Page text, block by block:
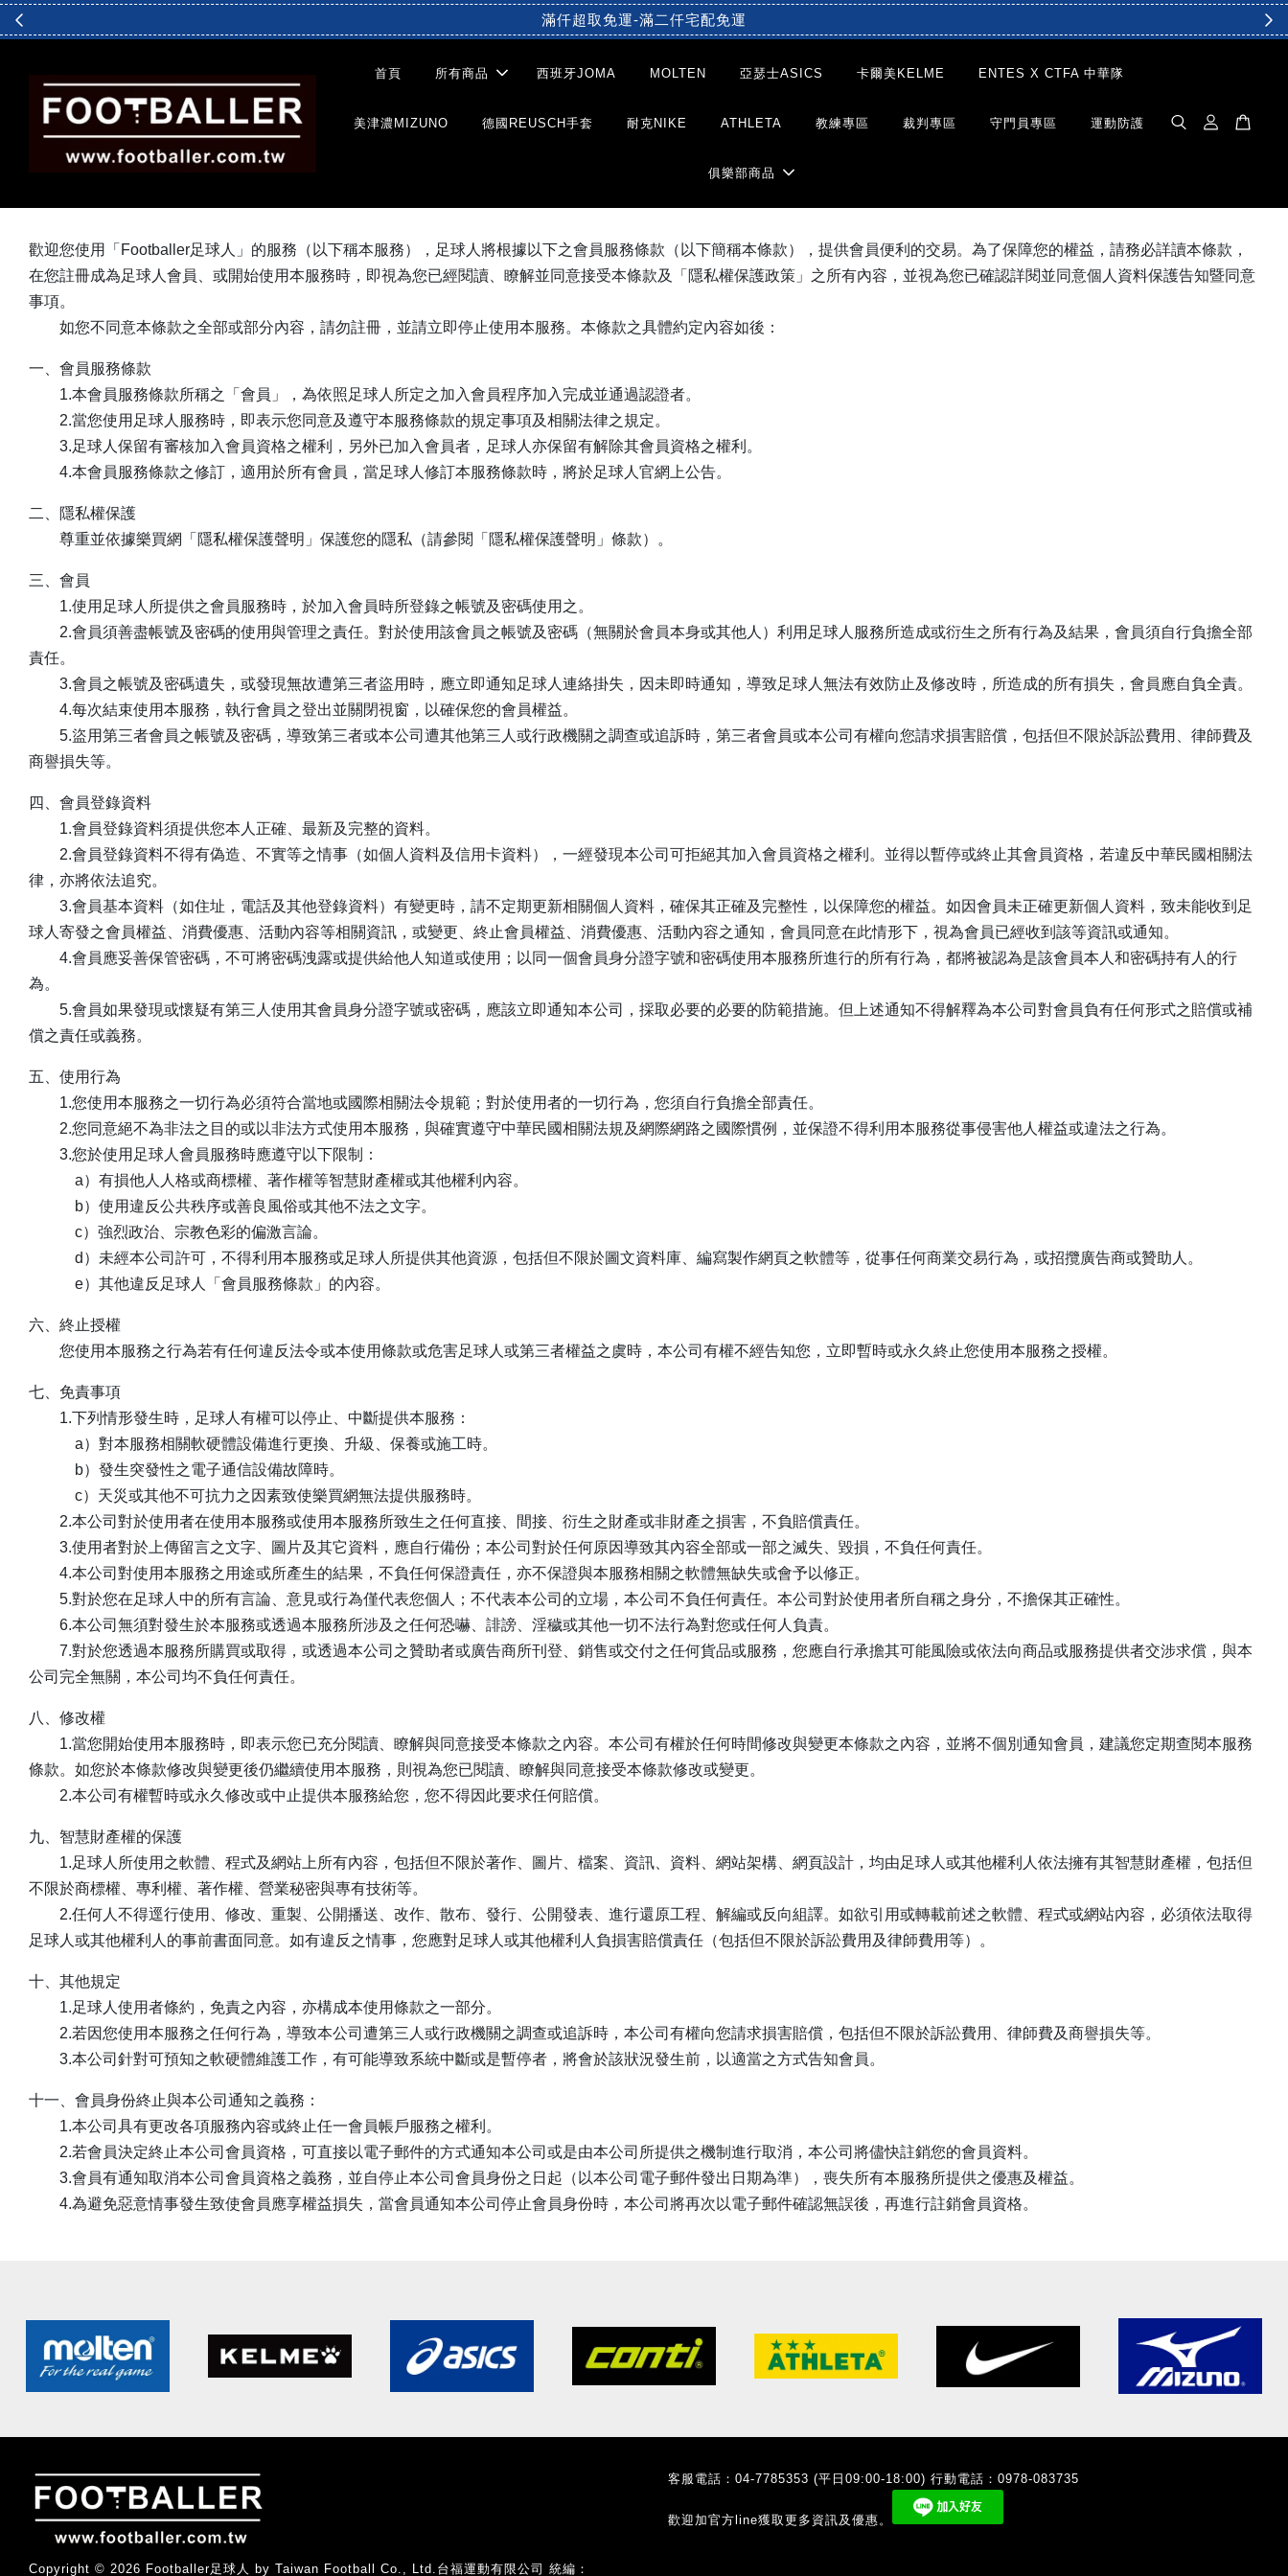
滿仟超取免運-滿二仟宅配免運
首頁 所有商品 西班牙JOMA MOLTEN 亞瑟士ASICS 卡爾美KELME ENTES X CTFA 中華隊
美津濃MIZUNO 德國REUSCH手套 耐克NIKE ATHLETA 教練專區 裁判專區 守門員專區 運動防護
俱樂部商品
歡迎您使用「Footballer足球人」的服務（以下稱本服務），足球人將根據以下之會員服務條款（以下簡稱本條款），提供會員便利的交易。為了保障您的權益，請務必詳讀本條款，
在您註冊成為足球人會員、或開始使用本服務時，即視為您已經閱讀、瞭解並同意接受本條款及「隱私權保護政策」之所有內容，並視為您已確認詳閱並同意個人資料保護告知暨同意
事項。
如您不同意本條款之全部或部分內容，請勿註冊，並請立即停止使用本服務。本條款之具體約定內容如後：
一、會員服務條款
1.本會員服務條款所稱之「會員」，為依照足球人所定之加入會員程序加入完成並通過認證者。
2.當您使用足球人服務時，即表示您同意及遵守本服務條款的規定事項及相關法律之規定。
3.足球人保留有審核加入會員資格之權利，另外已加入會員者，足球人亦保留有解除其會員資格之權利。
4.本會員服務條款之修訂，適用於所有會員，當足球人修訂本服務條款時，將於足球人官網上公告。
二、隱私權保護
尊重並依據樂買網「隱私權保護聲明」保護您的隱私（請參閱「隱私權保護聲明」條款）。
三、會員
1.使用足球人所提供之會員服務時，於加入會員時所登錄之帳號及密碼使用之。
2.會員須善盡帳號及密碼的使用與管理之責任。對於使用該會員之帳號及密碼（無關於會員本身或其他人）利用足球人服務所造成或衍生之所有行為及結果，會員須自行負擔全部
責任。
3.會員之帳號及密碼遺失，或發現無故遭第三者盜用時，應立即通知足球人連絡掛失，因未即時通知，導致足球人無法有效防止及修改時，所造成的所有損失，會員應自負全責。
4.每次結束使用本服務，執行會員之登出並關閉視窗，以確保您的會員權益。
5.盜用第三者會員之帳號及密碼，導致第三者或本公司遭其他第三人或行政機關之調查或追訴時，第三者會員或本公司有權向您請求損害賠償，包括但不限於訴訟費用、律師費及
商譽損失等。
四、會員登錄資料
1.會員登錄資料須提供您本人正確、最新及完整的資料。
2.會員登錄資料不得有偽造、不實等之情事（如個人資料及信用卡資料），一經發現本公司可拒絕其加入會員資格之權利。並得以暫停或終止其會員資格，若違反中華民國相關法
律，亦將依法追究。
3.會員基本資料（如住址，電話及其他登錄資料）有變更時，請不定期更新相關個人資料，確保其正確及完整性，以保障您的權益。如因會員未正確更新個人資料，致未能收到足
球人寄發之會員權益、消費優惠、活動內容等相關資訊，或變更、終止會員權益、消費優惠、活動內容之通知，會員同意在此情形下，視為會員已經收到該等資訊或通知。
4.會員應妥善保管密碼，不可將密碼洩露或提供給他人知道或使用；以同一個會員身分證字號和密碼使用本服務所進行的所有行為，都將被認為是該會員本人和密碼持有人的行
為。
5.會員如果發現或懷疑有第三人使用其會員身分證字號或密碼，應該立即通知本公司，採取必要的必要的防範措施。但上述通知不得解釋為本公司對會員負有任何形式之賠償或補
償之責任或義務。
五、使用行為
1.您使用本服務之一切行為必須符合當地或國際相關法令規範；對於使用者的一切行為，您須自行負擔全部責任。
2.您同意絕不為非法之目的或以非法方式使用本服務，與確實遵守中華民國相關法規及網際網路之國際慣例，並保證不得利用本服務從事侵害他人權益或違法之行為。
3.您於使用足球人會員服務時應遵守以下限制：
a）有損他人人格或商標權、著作權等智慧財產權或其他權利內容。
b）使用違反公共秩序或善良風俗或其他不法之文字。
c）強烈政治、宗教色彩的偏激言論。
d）未經本公司許可，不得利用本服務或足球人所提供其他資源，包括但不限於圖文資料庫、編寫製作網頁之軟體等，從事任何商業交易行為，或招攬廣告商或贊助人。
e）其他違反足球人「會員服務條款」的內容。
六、終止授權
您使用本服務之行為若有任何違反法令或本使用條款或危害足球人或第三者權益之虞時，本公司有權不經告知您，立即暫時或永久終止您使用本服務之授權。
七、免責事項
1.下列情形發生時，足球人有權可以停止、中斷提供本服務：
a）對本服務相關軟硬體設備進行更換、升級、保養或施工時。
b）發生突發性之電子通信設備故障時。
c）天災或其他不可抗力之因素致使樂買網無法提供服務時。
2.本公司對於使用者在使用本服務或使用本服務所致生之任何直接、間接、衍生之財產或非財產之損害，不負賠償責任。
3.使用者對於上傳留言之文字、圖片及其它資料，應自行備份；本公司對於任何原因導致其內容全部或一部之滅失、毀損，不負任何責任。
4.本公司對使用本服務之用途或所產生的結果，不負任何保證責任，亦不保證與本服務相關之軟體無缺失或會予以修正。
5.對於您在足球人中的所有言論、意見或行為僅代表您個人；不代表本公司的立場，本公司不負任何責任。本公司對於使用者所自稱之身分，不擔保其正確性。
6.本公司無須對發生於本服務或透過本服務所涉及之任何恐嚇、誹謗、淫穢或其他一切不法行為對您或任何人負責。
7.對於您透過本服務所購買或取得，或透過本公司之贊助者或廣告商所刊登、銷售或交付之任何貨品或服務，您應自行承擔其可能風險或依法向商品或服務提供者交涉求償，與本
公司完全無關，本公司均不負任何責任。
八、修改權
1.當您開始使用本服務時，即表示您已充分閱讀、瞭解與同意接受本條款之內容。本公司有權於任何時間修改與變更本條款之內容，並將不個別通知會員，建議您定期查閱本服務
條款。如您於本條款修改與變更後仍繼續使用本服務，則視為您已閱讀、瞭解與同意接受本條款修改或變更。
2.本公司有權暫時或永久修改或中止提供本服務給您，您不得因此要求任何賠償。
九、智慧財產權的保護
1.足球人所使用之軟體、程式及網站上所有內容，包括但不限於著作、圖片、檔案、資訊、資料、網站架構、網頁設計，均由足球人或其他權利人依法擁有其智慧財產權，包括但
不限於商標權、專利權、著作權、營業秘密與專有技術等。
2.任何人不得逕行使用、修改、重製、公開播送、改作、散布、發行、公開發表、進行還原工程、解編或反向組譯。如欲引用或轉載前述之軟體、程式或網站內容，必須依法取得
足球人或其他權利人的事前書面同意。如有違反之情事，您應對足球人或其他權利人負損害賠償責任（包括但不限於訴訟費用及律師費用等）。
十、其他規定
1.足球人使用者條約，免責之內容，亦構成本使用條款之一部分。
2.若因您使用本服務之任何行為，導致本公司遭第三人或行政機關之調查或追訴時，本公司有權向您請求損害賠償，包括但不限於訴訟費用、律師費及商譽損失等。
3.本公司針對可預知之軟硬體維護工作，有可能導致系統中斷或是暫停者，將會於該狀況發生前，以適當之方式告知會員。
十一、會員身份終止與本公司通知之義務：
1.本公司具有更改各項服務內容或終止任一會員帳戶服務之權利。
2.若會員決定終止本公司會員資格，可直接以電子郵件的方式通知本公司或是由本公司所提供之機制進行取消，本公司將儘快註銷您的會員資料。
3.會員有通知取消本公司會員資格之義務，並自停止本公司會員身份之日起（以本公司電子郵件發出日期為準），喪失所有本服務所提供之優惠及權益。
4.為避免惡意情事發生致使會員應享權益損失，當會員通知本公司停止會員身份時，本公司將再次以電子郵件確認無誤後，再進行註銷會員資格。
Copyright © 2026 Footballer足球人 by Taiwan Football Co., Ltd.台福運動有限公司 統編：
客服電話：04-7785353 (平日09:00-18:00) 行動電話：0978-083735
歡迎加官方line獲取更多資訊及優惠。